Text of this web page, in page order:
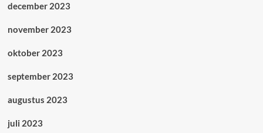
december 2023
november 2023
oktober 2023
september 2023
augustus 2023
juli 2023